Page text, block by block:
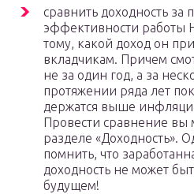
сравнить доходность
эффективности работы
тому, какой доход он
вкладчикам. Причем
не за один год, а за
протяжении ряда лет
держатся выше
Провести сравнение вы
разделе «Доходность».
помнить, что
доходность не может
будущем!